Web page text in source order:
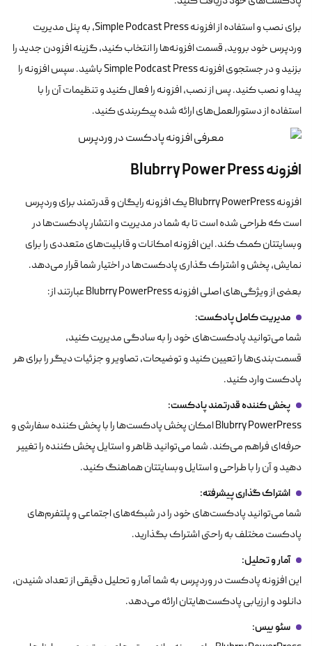
برای نصب و استفاده از افزونه Simple Podcast Press، به پنل مدیریت
وردپرس خود بروید، قسمت افزونه‌ها را انتخاب کنید، گزینه افزودن جدید را
بزنید و در جستجوی افزونه Simple Podcast Press باشید. سپس افزونه را
پیدا و نصب کنید. پس از نصب، افزونه را فعال کنید و تنظیمات آن را با
استفاده از دستورالعمل‌های ارائه شده پیکربندی کنید.
افزونه Blubrry Power Press
افزونه Blubrry PowerPress یک افزونه رایگان و قدرتمند برای وردپرس
است که طراحی شده است تا به شما در مدیریت و انتشار پادکست‌ها در
وبسایتتان کمک کند. این افزونه امکانات و قابلیت‌های متعددی را برای
نمایش، پخش و اشتراک گذاری پادکست‌ها در اختیار شما قرار می‌دهد.
بعضی از ویژگی‌های اصلی افزونه Blubrry PowerPress عبارتند از:
مدیریت کامل پادکست:
شما می‌توانید پادکست‌های خود را به سادگی مدیریت کنید،
قسمت‌بندی‌ها را تعیین کنید و توضیحات، تصاویر و جزئیات دیگر را برای هر
پادکست وارد کنید.
پخش کننده قدرتمند پادکست:
Blubrry PowerPress امکان پخش پادکست‌ها را با پخش کننده سفارشی و
حرفه‌ای فراهم می‌کند. شما می‌توانید ظاهر و استایل پخش کننده را تغییر
دهید و آن را با طراحی و استایل وبسایتتان هماهنگ کنید.
اشتراک گذاری پیشرفته:
شما می‌توانید پادکست‌های خود را در شبکه‌های اجتماعی و پلتفرم‌های
پادکست مختلف به راحتی اشتراک بگذارید.
آمار و تحلیل:
این افزونه پادکست در وردپرس به شما آمار و تحلیل دقیقی از تعداد شنیدن،
دانلود و ارزیابی پادکست‌هایتان ارائه می‌دهد.
سئو بیس: